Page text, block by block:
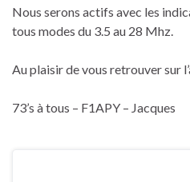
Nous serons actifs avec les
tous modes du 3.5 au 28 Mhz.
Au plaisir de vous retrouver sur
73’s à tous – F1APY – Jacques